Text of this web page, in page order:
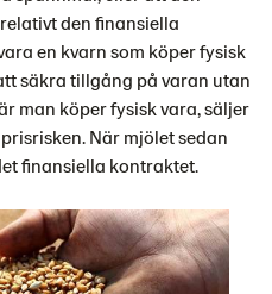
den finansiella
en kvarn som köper fysisk
säkra tillgång på varan utan
man köper fysisk vara, säljer
När mjölet sedan
finansiella kontraktet.